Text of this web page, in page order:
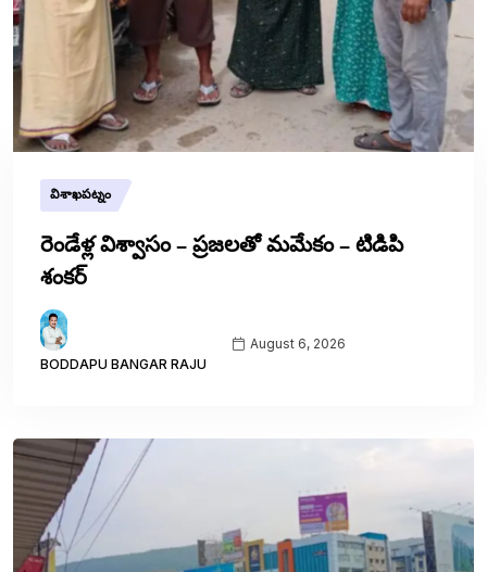
విశాఖపట్నం
రెండేళ్ల విశ్వాసం – ప్రజలతో మమేకం – టిడిపి
శంకర్
BODDAPU BANGAR RAJU
August 6, 2026